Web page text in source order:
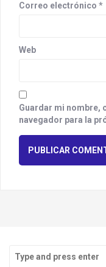
Correo electrónico *
Web
Guardar mi nombre,
navegador para la